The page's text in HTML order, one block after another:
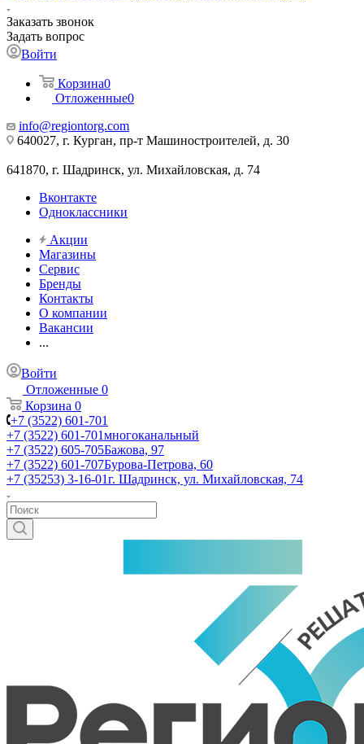
Заказать звонок
Задать вопрос
Войти
Корзина0
Отложенные0
info@regiontorg.com
640027, г. Курган, пр-т Машиностроителей, д. 30
641870, г. Шадринск, ул. Михайловская, д. 74
Вконтакте
Одноклассники
Акции
Магазины
Сервис
Бренды
Контакты
О компании
Вакансии
...
Войти
Отложенные 0
Корзина 0
+7 (3522) 601-701
+7 (3522) 601-701многоканальный
+7 (3522) 605-705Бажова, 97
+7 (3522) 601-707Бурова-Петрова, 60
+7 (35253) 3-16-01г. Шадринск, ул. Михайловская, 74